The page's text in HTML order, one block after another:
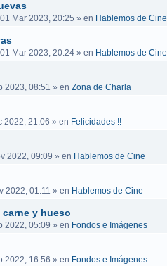
Mar 2023, 20:25 » en Hablemos de Cine
Mar 2023, 20:24» en Hablemos de Cine
2023, 08:51 » en Zona de Charla
2022, 21:06 » en Felicidades !!
2022, 09:09 » en Hablemos de Cine
2022, 01:11 » en Hablemos de Cine
carne y hueso
2022, 05:09 » en Fondos e Imágenes
2022, 16:56 » en Fondos e Imágenes